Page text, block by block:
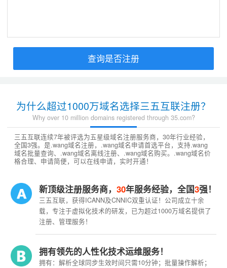
查询是否注册
为什么超过1000万域名选择三五互联注册？
Why over 10 million domains registered through 35.com?
三五互联连续7年被评选为五星级域名注册服务商，30年行业经验，
全国3强。是.wang域名注册，.wang域名申请首选平台，支持.wang
域名批量查询、.wang域名离线注册、.wang域名购买。.wang域名价
格合理、申请简便，可以在线申请，实时开通！
新顶级注册服务商， 30年服务经验，全国3强！
三五互联，获得ICANN及CNNIC双重认证！公司成立十余
载，专注于虚拟化技术的研发，已为超过1000万域名提供了
注册、管理服务！
拥有领先的人性化技术运维服务！
拥有：解析全球同步生效时间只需10分钟；批量操作解析；